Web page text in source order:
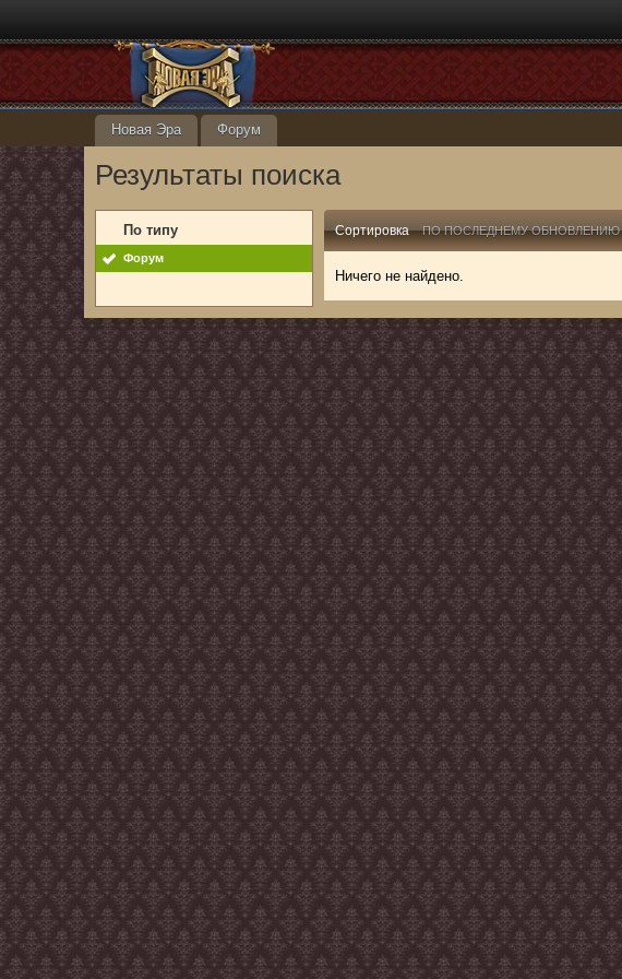
Новая Эра Форум
Результаты поиска
По типу
Форум
Сортировка ПО ПОСЛЕДНЕМУ ОБНОВЛЕНИЮ
Ничего не найдено.